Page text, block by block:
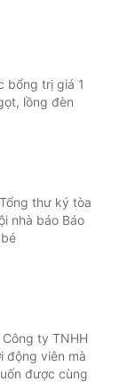
bổng trị giá 1
lồng đèn
thư ký tòa
nhà báo Báo
ty TNHH
động viên mà
được cùng